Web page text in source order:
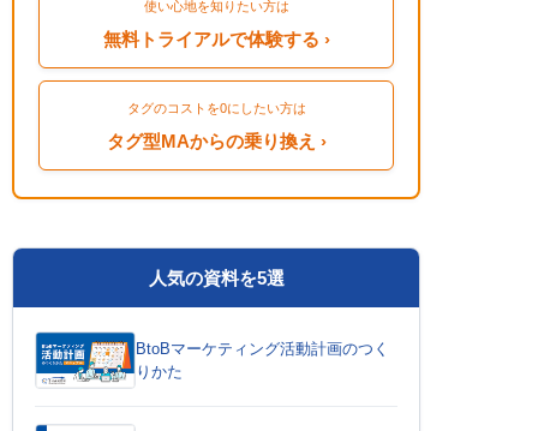
使い心地を知りたい方は
無料トライアルで体験する ›
タグのコストを0にしたい方は
タグ型MAからの乗り換え ›
人気の資料を5選
BtoBマーケティング活動計画のつく
りかた